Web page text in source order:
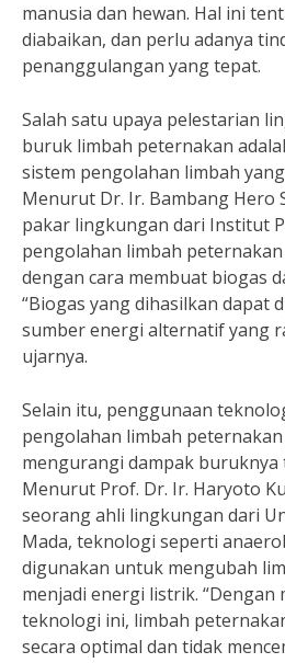
manusia dan hewan. Hal ini
diabaikan, dan perlu adanya
penanggulangan yang tepat.
Salah satu upaya pelestarian
buruk limbah peternakan
sistem pengolahan limbah
Menurut Dr. Ir. Bambang Hero
pakar lingkungan dari Institut
pengolahan limbah
dengan cara membuat biogas
“Biogas yang dihasilkan dapat
sumber energi alternatif yang
ujarnya.
Selain itu, penggunaan
pengolahan limbah
mengurangi dampak
Menurut Prof. Dr. Ir. Haryoto
seorang ahli lingkungan dari
Mada, teknologi seperti
digunakan untuk mengubah
menjadi energi listrik. “Dengan
teknologi ini, limbah
secara optimal dan tidak